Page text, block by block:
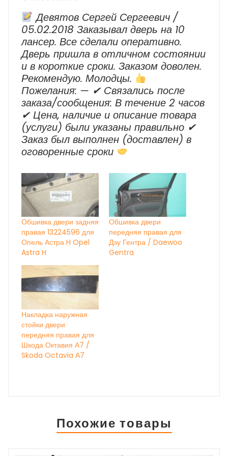
Девятов Сергей Сергеевич /
05.02.2018 Заказывал дверь на 10
лансер. Все сделали оперативно.
Дверь пришла в отличном состоянии
и в короткие сроки. Заказом доволен.
Рекомендую. Молодцы.
Пожелания: — ✔ Cвязались после
заказа/сообщения: В течение 2 часов
✔ Цена, наличие и описание товара
(услуги) были указаны правильно ✔
Заказ был выполнен (доставлен) в
оговоренные сроки
Обшивка двери задняя
правая 13224596 для
Опель Астра H Opel
Astra H
Обшивка двери
передняя правая для
Дэу Гентра / Daewoo
Gentra
Накладка наружная
стойки двери
передняя правая для
Шкода Октавия А7 /
Skoda Octavia А7
Похожие товары